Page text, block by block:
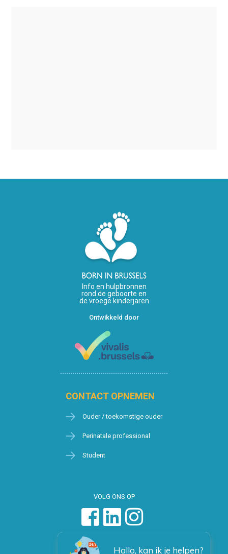
Info en hulpbronnen
rond de geboorte en
de vroege kinderjaren
Ontwikkeld door
CONTACT OPNEMEN
Ouder / toekomstige ouder
Perinatale professional
Student
VOLG ONS OP
Hallo, kan ik je helpen?